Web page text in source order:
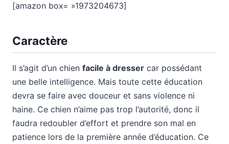
[amazon box= »1973204673]
Caractère
Il s’agit d’un chien facile à dresser car possédant
une belle intelligence. Mais toute cette éducation
devra se faire avec douceur et sans violence ni
haine. Ce chien n’aime pas trop l’autorité, donc il
faudra redoubler d’effort et prendre son mal en
patience lors de la première année d’éducation. Ce